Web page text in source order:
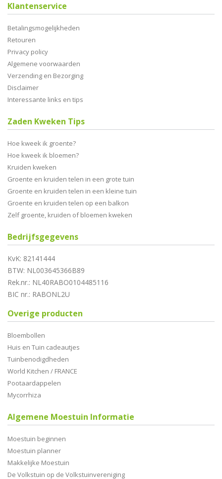
Klantenservice
Betalingsmogelijkheden
Retouren
Privacy policy
Algemene voorwaarden
Verzending en Bezorging
Disclaimer
Interessante links en tips
Zaden Kweken Tips
Hoe kweek ik groente?
Hoe kweek ik bloemen?
Kruiden kweken
Groente en kruiden telen in een grote tuin
Groente en kruiden telen in een kleine tuin
Groente en kruiden telen op een balkon
Zelf groente, kruiden of bloemen kweken
Bedrijfsgegevens
KvK: 82141444
BTW: NL003645366B89
Rek.nr.: NL40RABO0104485116
BIC nr.: RABONL2U
Overige producten
Bloembollen
Huis en Tuin cadeautjes
Tuinbenodigdheden
World Kitchen / FRANCE
Pootaardappelen
Mycorrhiza
Algemene Moestuin Informatie
Moestuin beginnen
Moestuin planner
Makkelijke Moestuin
De Volkstuin op de Volkstuinvereniging